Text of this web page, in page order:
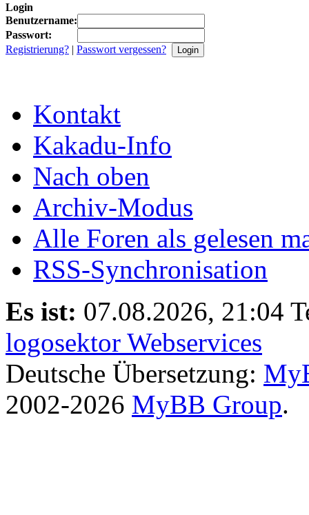
Login
Benutzername:
Passwort:
Registrierung? | Passwort vergessen?
Kontakt
Kakadu-Info
Nach oben
Archiv-Modus
Alle Foren als gelesen
RSS-Synchronisation
Es ist: 07.08.2026, 21:04
logosektor Webservices
Deutsche Übersetzung:
2002-2026 MyBB Group.